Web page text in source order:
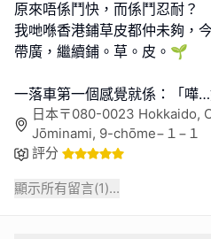
原來唔係鬥快，而係鬥忍耐？
我哋喺香港鋪草皮都仲未夠
帶廣，繼續鋪。草。皮。🌱
一落車第一個感覺就係：「嘩
日本〒080-0023 Hokkaido,
Jōminami, 9-chōme−１−１
評分
顯示所有留言(1)...